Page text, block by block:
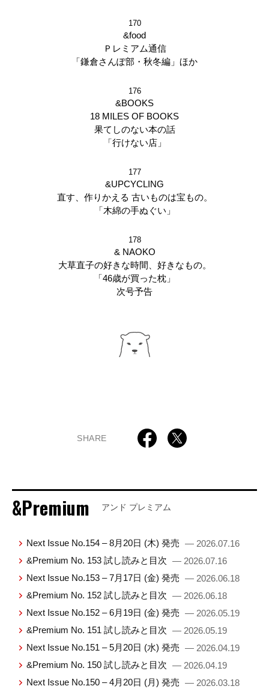
170
&food
Ｐレミアム通信
「鎌倉さんぽ部・秋冬編」ほか
176
&BOOKS
18 MILES OF BOOKS
果てしのない本の話
「行けない店」
177
&UPCYCLING
直す、作りかえる 古いものは宝もの。
「木綿の手ぬぐい」
178
& NAOKO
大草直子の好きな時間、好きなもの。
「46歳が買った枕」
次号予告
SHARE
&Premium アンド プレミアム
Next Issue No.154 – 8月20日 (木) 発売 — 2026.07.16
&Premium No. 153 試し読みと目次 — 2026.07.16
Next Issue No.153 – 7月17日 (金) 発売 — 2026.06.18
&Premium No. 152 試し読みと目次 — 2026.06.18
Next Issue No.152 – 6月19日 (金) 発売 — 2026.05.19
&Premium No. 151 試し読みと目次 — 2026.05.19
Next Issue No.151 – 5月20日 (水) 発売 — 2026.04.19
&Premium No. 150 試し読みと目次 — 2026.04.19
Next Issue No.150 – 4月20日 (月) 発売 — 2026.03.18